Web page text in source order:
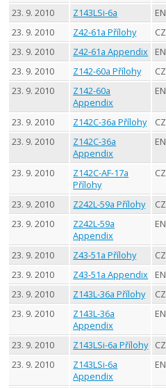
23. 9. 2010
Z143LSi-6a EN
23. 9. 2010
Z42-61a Přílohy CZ
23. 9. 2010
Z42-61a Appendix EN
23. 9. 2010
Z142-60a Přílohy CZ
23. 9. 2010
Z142-60a
Appendix
EN
23. 9. 2010 Z142C-36a Přílohy CZ
23. 9. 2010
Z142C-36a
Appendix
EN
23. 9. 2010
Z142C-AF-17a
Přílohy
CZ
23. 9. 2010 Z242L-59a Přílohy CZ
23. 9. 2010
Z242L-59a
Appendix
EN
23. 9. 2010 Z43-51a Přílohy CZ
23. 9. 2010
Z43-51a Appendix EN
23. 9. 2010
Z143L-36a Přílohy CZ
23. 9. 2010
Z143L-36a
Appendix
EN
23. 9. 2010 Z143LSi-6a Přílohy CZ
23. 9. 2010
Z143LSi-6a
Appendix
EN